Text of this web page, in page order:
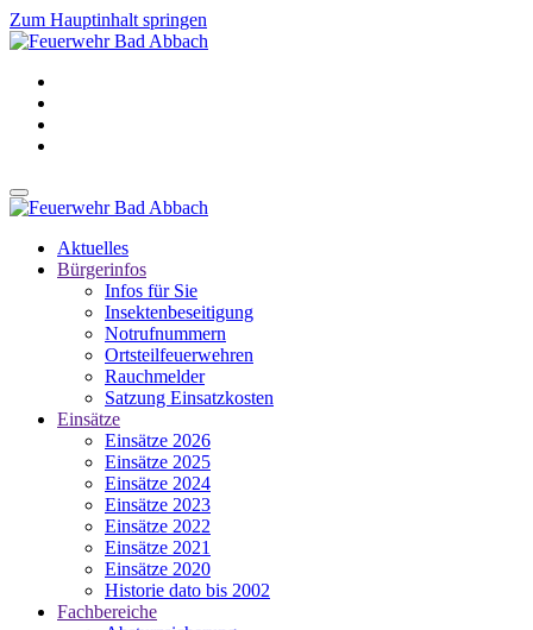
Zum Hauptinhalt springen
Aktuelles
Bürgerinfos
Infos für Sie
Insektenbeseitigung
Notrufnummern
Ortsteilfeuerwehren
Rauchmelder
Satzung Einsatzkosten
Einsätze
Einsätze 2026
Einsätze 2025
Einsätze 2024
Einsätze 2023
Einsätze 2022
Einsätze 2021
Einsätze 2020
Historie dato bis 2002
Fachbereiche